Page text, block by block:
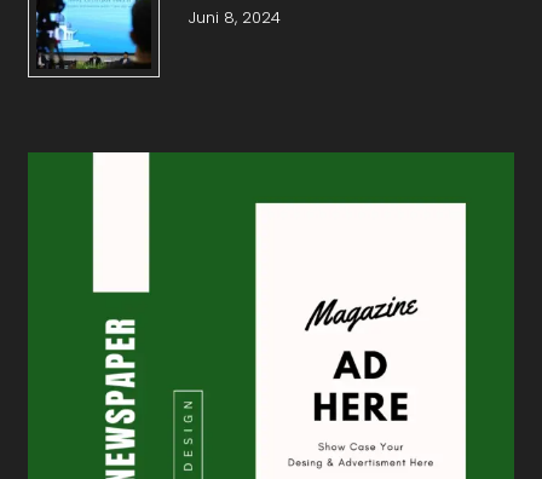
Juni 8, 2024